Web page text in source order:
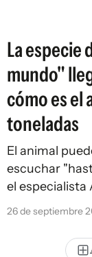
La especie
mundo"
cómo es el
toneladas
El animal
escuchar
el especialista
26 de septiembre